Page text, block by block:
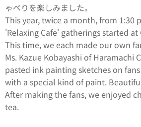
ゃべりを楽しみました。
This year, twice a month, from 1:30
'Relaxing Cafe' gatherings started
This time, we each made our own
Ms. Kazue Kobayashi of Haramachi
pasted ink painting sketches on
with a special kind of paint.
After making the fans, we enjoyed
tea.